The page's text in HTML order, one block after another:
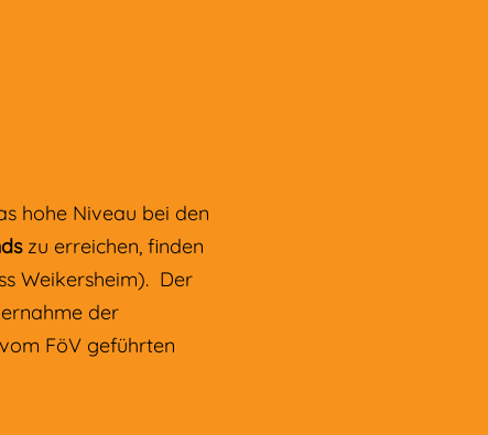
hohe Niveau bei den
zu erreichen, finden
Weikersheim). Der
der
FöV geführten